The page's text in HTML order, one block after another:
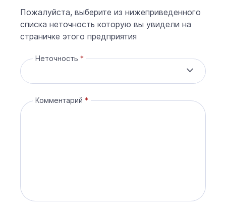
Пожалуйста, выберите из нижеприведенного
списка неточность которую вы увидели на
страничке этого предприятия
Неточность
Комментарий